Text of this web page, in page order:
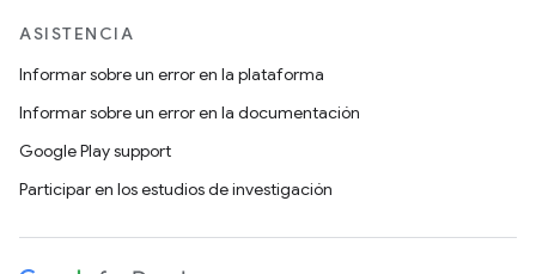
ASISTENCIA
Informar sobre un error en la plataforma
Informar sobre un error en la documentación
Google Play support
Participar en los estudios de investigación